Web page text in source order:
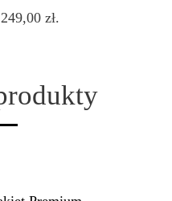
249,00 zł.